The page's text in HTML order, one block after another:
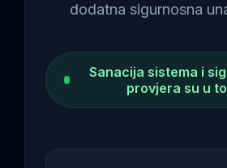
dodatna sigurnosna
Sanacija sistema i
provjera su u